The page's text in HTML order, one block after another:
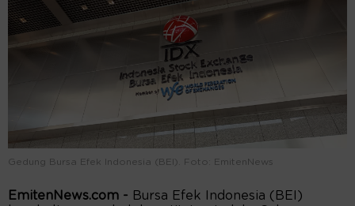
Gedung Bursa Efek Indonesia (BEI). Foto: EmitenNews
EmitenNews.com - Bursa Efek Indonesia (BEI)